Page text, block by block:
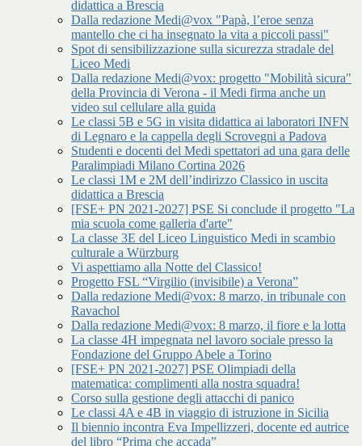
didattica a Brescia
Dalla redazione Medi@vox "Papà, l’eroe senza
mantello che ci ha insegnato la vita a piccoli passi"
Spot di sensibilizzazione sulla sicurezza stradale del
Liceo Medi
Dalla redazione Medi@vox: progetto "Mobilità sicura"
della Provincia di Verona - il Medi firma anche un
video sul cellulare alla guida
Le classi 5B e 5G in visita didattica ai laboratori INFN
di Legnaro e la cappella degli Scrovegni a Padova
Studenti e docenti del Medi spettatori ad una gara delle
Paralimpiadi Milano Cortina 2026
Le classi 1M e 2M dell’indirizzo Classico in uscita
didattica a Brescia
[FSE+ PN 2021-2027] PSE Si conclude il progetto "La
mia scuola come galleria d'arte"
La classe 3E del Liceo Linguistico Medi in scambio
culturale a Würzburg
Vi aspettiamo alla Notte del Classico!
Progetto FSL “Virgilio (invisibile) a Verona”
Dalla redazione Medi@vox: 8 marzo, in tribunale con
Ravachol
Dalla redazione Medi@vox: 8 marzo, il fiore e la lotta
La classe 4H impegnata nel lavoro sociale presso la
Fondazione del Gruppo Abele a Torino
[FSE+ PN 2021-2027] PSE Olimpiadi della
matematica: complimenti alla nostra squadra!
Corso sulla gestione degli attacchi di panico
Le classi 4A e 4B in viaggio di istruzione in Sicilia
Il biennio incontra Eva Impellizzeri, docente ed autrice
del libro “Prima che accada”